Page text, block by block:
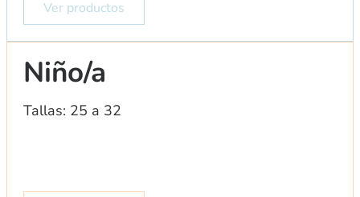
Ver productos
Niño/a
Tallas: 25 a 32